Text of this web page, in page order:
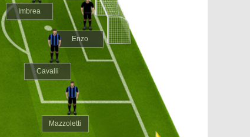
Enzo
Imbrea
Cavalli
Mazzoletti